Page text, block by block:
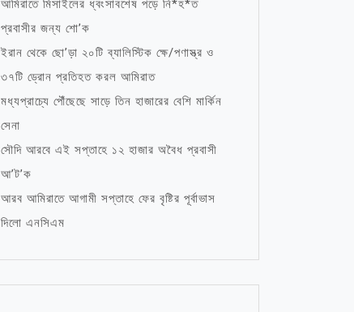
আমিরাতে মিসাইলের ধ্বংসাবশেষ পড়ে নি*হ*ত
প্রবাসীর জন্য শো’ক
ইরান থেকে ছো’ড়া ২০টি ব্যালিস্টিক ক্ষে/পণাস্ত্র ও
৩৭টি ড্রোন প্রতিহত করল আমিরাত
মধ্যপ্রাচ্যে পৌঁছেছে সাড়ে তিন হাজারের বেশি মার্কিন
সেনা
সৌদি আরবে এই সপ্তাহে ১২ হাজার অবৈধ প্রবাসী
আ’ট’ক
আরব আমিরাতে আগামী সপ্তাহে ফের বৃষ্টির পূর্বাভাস
দিলো এনসিএম